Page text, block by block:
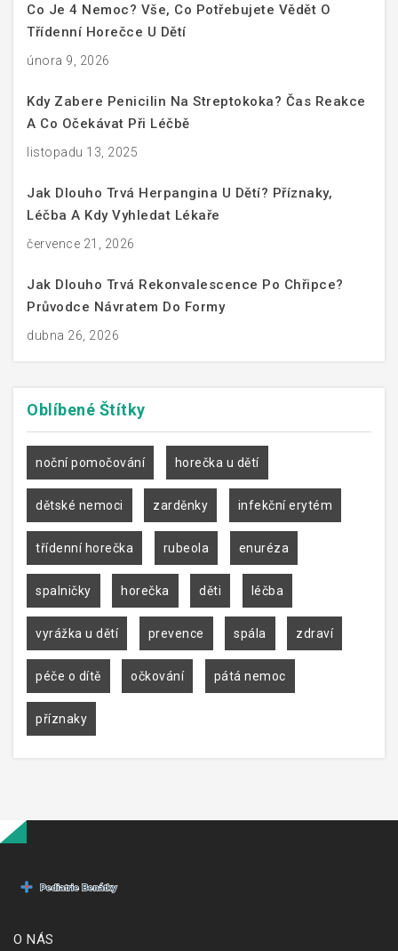
Co Je 4 Nemoc? Vše, Co Potřebujete Vědět O
Třídenní Horečce U Dětí
února 9, 2026
Kdy Zabere Penicilin Na Streptokoka? Čas Reakce
A Co Očekávat Při Léčbě
listopadu 13, 2025
Jak Dlouho Trvá Herpangina U Dětí? Příznaky,
Léčba A Kdy Vyhledat Lékaře
července 21, 2026
Jak Dlouho Trvá Rekonvalescence Po Chřipce?
Průvodce Návratem Do Formy
dubna 26, 2026
Oblíbené Štítky
noční pomočování horečka u dětí
dětské nemoci zarděnky infekční erytém
třídenní horečka rubeola enuréza
spalničky horečka děti léčba
vyrážka u dětí prevence spála zdraví
péče o dítě očkování pátá nemoc
příznaky
O NÁS